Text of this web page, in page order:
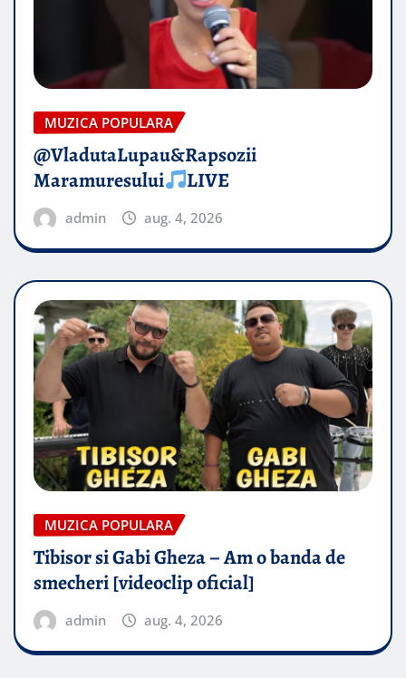
MUZICA POPULARA
@VladutaLupau&Rapsozii
Maramuresului
LIVE
admin aug. 4, 2026
MUZICA POPULARA
Tibisor si Gabi Gheza – Am o banda de
smecheri [videoclip oficial]
admin aug. 4, 2026